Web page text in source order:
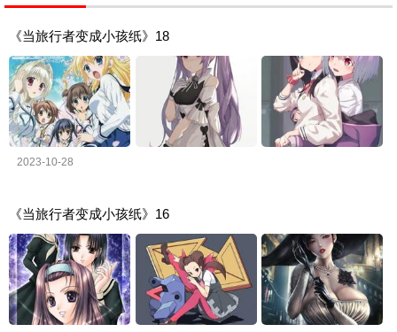
《当旅行者变成小孩纸》18
2023-10-28
《当旅行者变成小孩纸》16